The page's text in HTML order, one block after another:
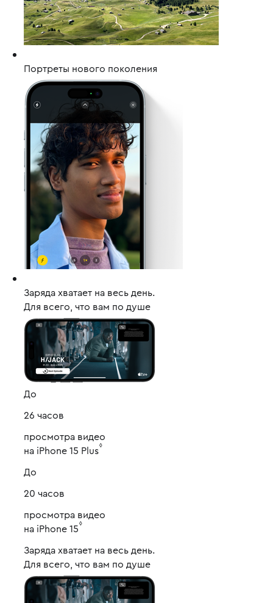
Портреты нового поколения
Заряда хватает на весь день.
Для всего, что вам по душе
До
26 часов
просмотра видео
на iPhone 15 Plus◊
До
20 часов
просмотра видео
на iPhone 15◊
Заряда хватает на весь день.
Для всего, что вам по душе